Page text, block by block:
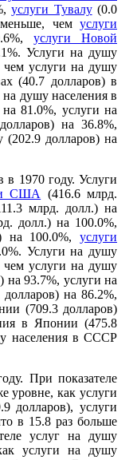
услуги Тувалу(0.0
чем услуги
услуги Новой
Услуги на душу
услуги на душу
(40.7 долларов) в
душу населения в
81.0%, услуги на
на 36.8%,
(202.9 долларов) на
в 1970 году. Услуги
США
(416.6 млрд.
млрд. долл.) на
долл.) на 100.0%,
на 100.0%,услуги
Услуги на душу
услуги на душу
93.7%, услуги на
на 86.2%,
(709.3 долларов)
в Японии (475.8
населения в СССР
При показателе
уровне, как услуги
услуги
в 15.8 раз больше
услуг на душу
услуги на душу